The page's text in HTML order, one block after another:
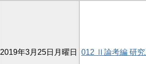
2019年3月25日月曜日 012 Ⅱ論考編 研究